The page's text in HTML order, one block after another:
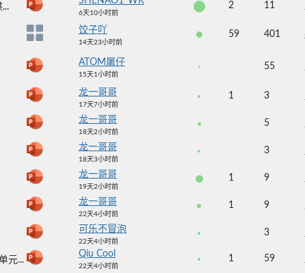
6天10小时前
2 11
饺子吖
14天23小时前
59 401
ATOM屠仔
15天1小时前
55
龙一哥哥
17天7小时前
1 3
龙一哥哥
18天2小时前
5
龙一哥哥
18天3小时前
3
龙一哥哥
19天2小时前
1 9
龙一哥哥
22天4小时前
1 9
可乐不冒泡
22天4小时前
3
元...
Qiu Cool
22天4小时前
1 59